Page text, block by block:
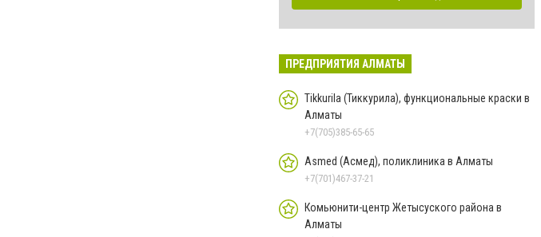
ПРЕДПРИЯТИЯ АЛМАТЫ
Tikkurila (Тиккурила), функциональные краски в
Алматы
+7(705)385-65-65
Asmed (Асмед), поликлиника в Алматы
+7(701)467-37-21
Комьюнити-центр Жетысуского района в
Алматы